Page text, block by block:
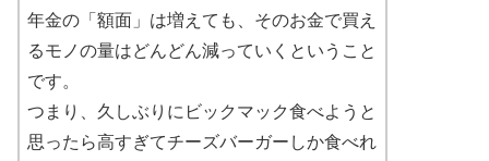
年金の「額面」は増えても、そのお金で買え
るモノの量はどんどん減っていくということ
です。
つまり、久しぶりにビックマック食べようと
思ったら高すぎてチーズバーガーしか食べれ